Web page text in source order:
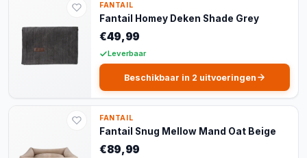
FANTAIL
Fantail Homey Deken Shade Grey
€49,99
Leverbaar
Beschikbaar in 2 uitvoeringen
FANTAIL
Fantail Snug Mellow Mand Oat Beige
€89,99